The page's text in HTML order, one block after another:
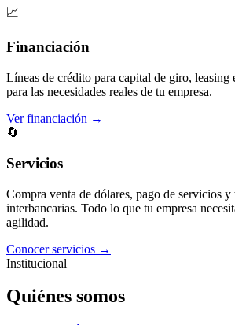
📈
Financiación
Líneas de crédito para capital de giro, leasing
para las necesidades reales de tu empresa.
Ver financiación →
🔄
Servicios
Compra venta de dólares, pago de servicios y
interbancarias. Todo lo que tu empresa
agilidad.
Conocer servicios →
Institucional
Quiénes somos